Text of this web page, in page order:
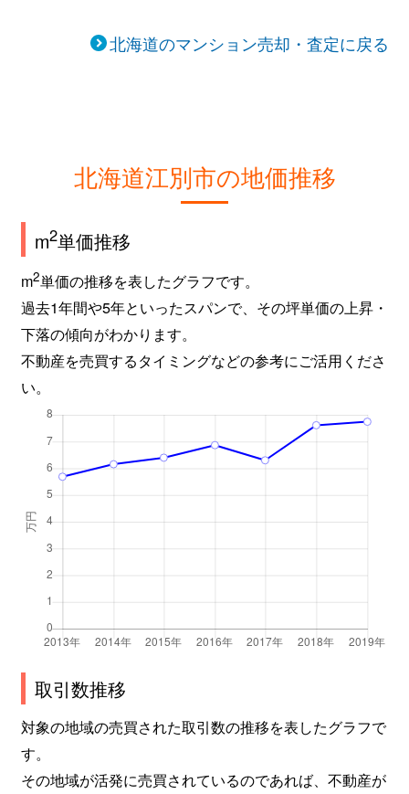
北海道のマンション売却・査定に戻る
北海道江別市の地価推移
m2単価推移
m2単価の推移を表したグラフです。
過去1年間や5年といったスパンで、その坪単価の上昇・
下落の傾向がわかります。
不動産を売買するタイミングなどの参考にご活用くださ
い。
取引数推移
対象の地域の売買された取引数の推移を表したグラフで
す。
その地域が活発に売買されているのであれば、不動産が